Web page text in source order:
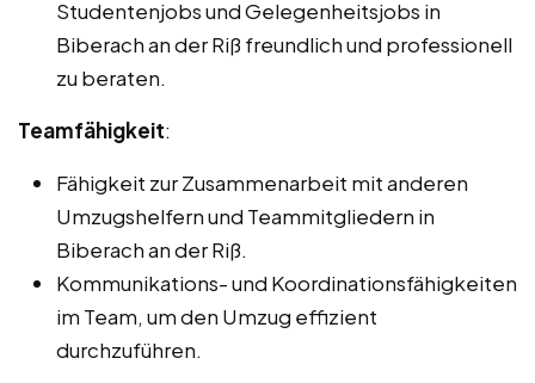
Studentenjobs und Gelegenheitsjobs in
Biberach an der Riß freundlich und professionell
zu beraten.
Teamfähigkeit:
Fähigkeit zur Zusammenarbeit mit anderen
Umzugshelfern und Teammitgliedern in
Biberach an der Riß.
Kommunikations- und Koordinationsfähigkeiten
im Team, um den Umzug effizient
durchzuführen.